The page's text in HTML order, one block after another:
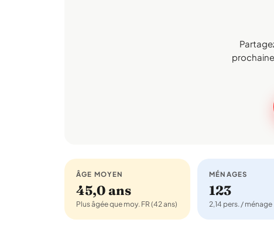
ÂGE MOYEN
45,0 ans
Plus âgée que moy. FR (42 ans)
MÉNAGES
123
2,14 pers. / ménage